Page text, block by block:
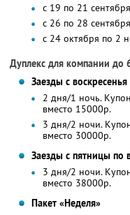
с 19 по 21 сентября
с 26 по 28 сентября
с 24 октября по 2
Дуплекс для компании до
Заезды с
2 дня/1 ночь.
вместо 15000р.
3 дня/2 ночи.
вместо 30000р.
Заезды с пятницы по
3 дня/2 ночи.
вместо 38000р.
Пакет «Неделя»